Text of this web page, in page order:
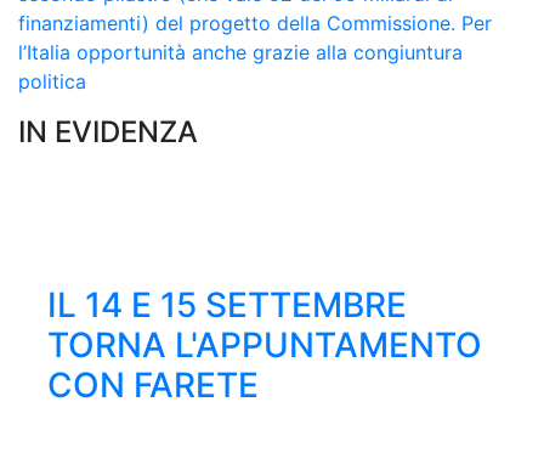
finanziamenti) del progetto della Commissione. Per
l’Italia opportunità anche grazie alla congiuntura
politica
IN EVIDENZA
ONLINE IL NUMERO
DI GIUGNO DI FARE
IL 14 E 15 SETTEMBRE
TORNA L'APPUNTAMENTO
CON FARETE
62° PREMIO ESTENSE,
SELEZIONATA LA
QUARTINA FINALISTA
LEGGI LE STORIE DEL
PREMIO MASCAGNI 2026